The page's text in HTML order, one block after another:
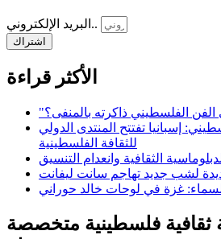
البريد الإلكتروني..
اشتراك
الأكثر قراءة
الفلسطيني ذاكرته بالمنفى؟
إسبانيا تفتتح المنتدى الدولي
للثقافة الفلسطينية
الثقافية وانعدام التنسيق
لشب جديد تهاجم سانت ليفانت
غزة في لوحات خالد حوراني
فلسطينية متخصصة